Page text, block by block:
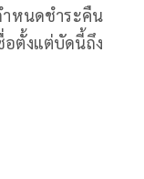
ำหนดชำระคืน
อตั้งแต่บัดนี้ถึง